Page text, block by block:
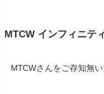
MTCW インフィニテ
MTCWさんをご存知無